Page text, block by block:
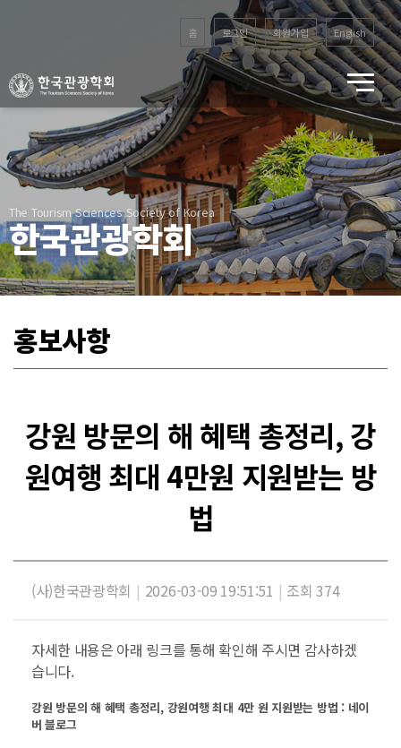
홈 로그인 회원가입 English
The Tourism Sciences Society of Korea
한국관광학회
홍보사항
강원 방문의 해 혜택 총정리, 강
원여행 최대 4만원 지원받는 방
법
(사)한국관광학회 | 2026-03-09 19:51:51 | 조회 374
자세한 내용은 아래 링크를 통해 확인해 주시면 감사하겠
습니다.
강원 방문의 해 혜택 총정리, 강원여행 최대 4만 원 지원받는 방법 : 네이
버 블로그